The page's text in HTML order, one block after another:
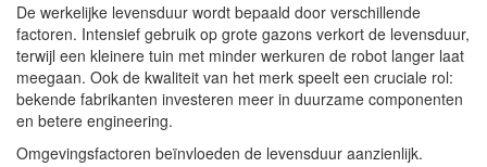
De werkelijke levensduur wordt bepaald door verschillende
factoren. Intensief gebruik op grote gazons verkort de levensduur,
terwijl een kleinere tuin met minder werkuren de robot langer laat
meegaan. Ook de kwaliteit van het merk speelt een cruciale rol:
bekende fabrikanten investeren meer in duurzame componenten
en betere engineering.
Omgevingsfactoren beïnvloeden de levensduur aanzienlijk.